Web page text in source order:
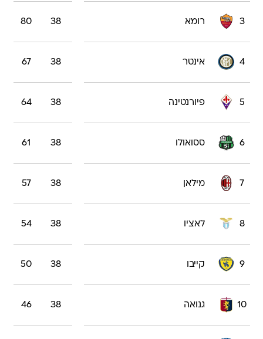
3 רומא 38
80
4 אינטר 38
67
5 פיורנטינה 38
64
6 ססואולו 38
61
7 מילאן 38
57
8 לאציו 38
54
9 קייבו 38
50
10 גנואה 38
46